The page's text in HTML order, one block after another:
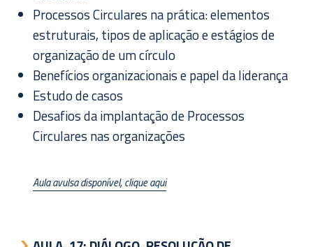
Processos Circulares na prática: elementos
estruturais, tipos de aplicação e estágios de
organização de um círculo
Benefícios organizacionais e papel da liderança
Estudo de casos
Desafios da implantação de Processos
Circulares nas organizações
Aula avulsa disponível, clique aqui